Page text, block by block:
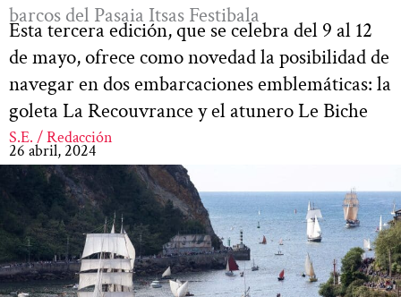
barcos del Pasaia Itsas Festibala
Esta tercera edición, que se celebra del 9 al 12
de mayo, ofrece como novedad la posibilidad de
navegar en dos embarcaciones emblemáticas: la
goleta La Recouvrance y el atunero Le Biche
S.E. / Redacción
26 abril, 2024